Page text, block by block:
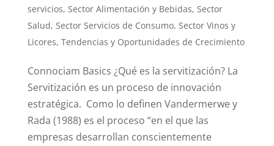
servicios, Sector Alimentación y Bebidas, Sector
Salud, Sector Servicios de Consumo, Sector Vinos y
Licores, Tendencias y Oportunidades de Crecimiento
Connociam Basics ¿Qué es la servitización? La
Servitización es un proceso de innovación
estratégica. Como lo definen Vandermerwe y
Rada (1988) es el proceso “en el que las
empresas desarrollan conscientemente